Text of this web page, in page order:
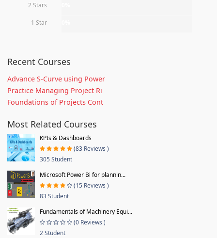
2 Stars
1 Star
Recent Courses
Advance S-Curve using Power
Practice Managing Project Ri
Foundations of Projects Cont
Most Related Courses
KPIs & Dashboards
(83 Reviews )
305 Student
Microsoft Power Bi for plannin...
(15 Reviews )
83 Student
Fundamentals of Machinery Equi...
(0 Reviews )
2 Student